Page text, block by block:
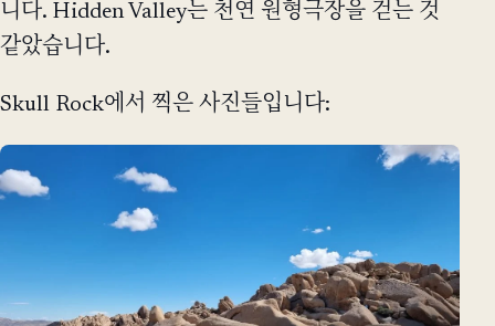
니다. Hidden Valley는 천연 원형극장을 걷는 것
같았습니다.
Skull Rock에서 찍은 사진들입니다: